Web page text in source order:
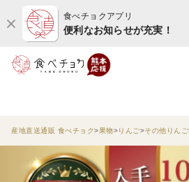
食べチョクアプリ
便利なお知らせが充実！
産地直送通販 食べチョク 果物 りんご その他りんご